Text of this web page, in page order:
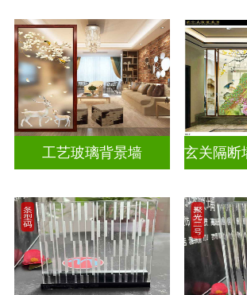
工艺玻璃背景墙